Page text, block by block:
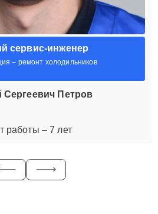
сервис-инженер
– ремонт холодильников
Сергеевич Петров
работы – 7 лет